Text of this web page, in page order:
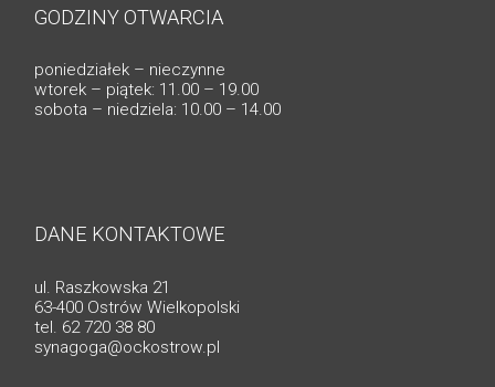
GODZINY OTWARCIA
poniedziałek – nieczynne
wtorek – piątek: 11.00 – 19.00
sobota – niedziela: 10.00 – 14.00
DANE KONTAKTOWE
ul. Raszkowska 21
63-400 Ostrów Wielkopolski
tel. 62 720 38 80
synagoga@ockostrow.pl